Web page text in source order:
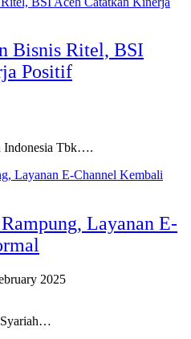
Bisnis Ritel, BSI
Positif
Indonesia Tbk….
Layanan E-
2025
Syariah…